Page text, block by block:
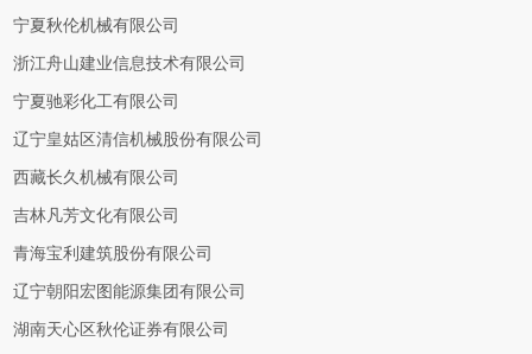
宁夏秋伦机械有限公司
浙江舟山建业信息技术有限公司
宁夏驰彩化工有限公司
辽宁皇姑区清信机械股份有限公司
西藏长久机械有限公司
吉林凡芳文化有限公司
青海宝利建筑股份有限公司
辽宁朝阳宏图能源集团有限公司
湖南天心区秋伦证券有限公司